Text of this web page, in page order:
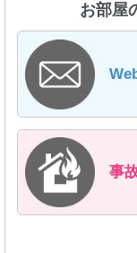
お部屋
事